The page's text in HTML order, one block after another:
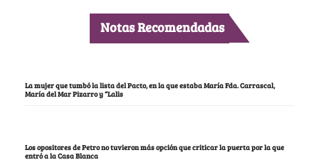
Notas Recomendadas
La mujer que tumbó la lista del Pacto, en la que estaba María Fda. Carrascal,
María del Mar Pizarro y “Lalis
Los opositores de Petro no tuvieron más opción que criticar la puerta por la que
entró a la Casa Blanca